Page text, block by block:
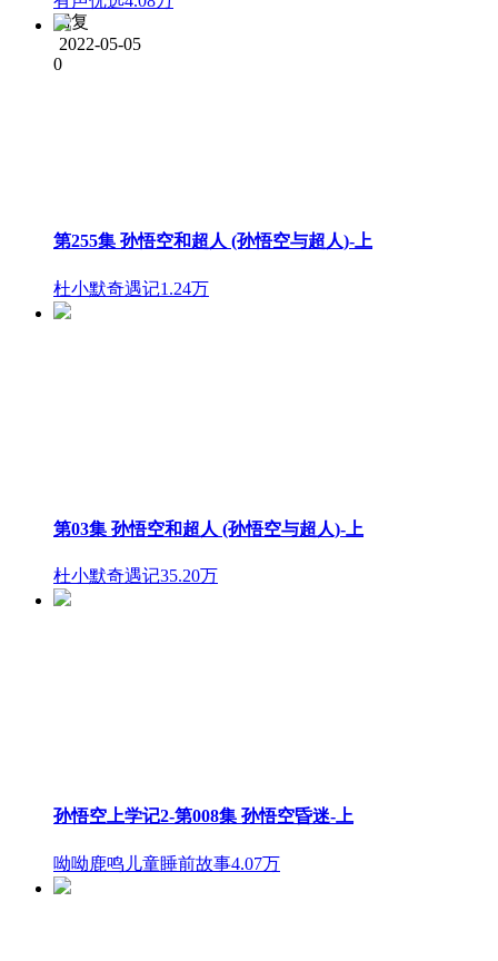
回复
2022-05-05
0
第255集 孙悟空和超人 (孙悟空与超人)-上
杜小默奇遇记1.24万
第03集 孙悟空和超人 (孙悟空与超人)-上
杜小默奇遇记35.20万
孙悟空上学记2-第008集 孙悟空昏迷-上
呦呦鹿鸣儿童睡前故事4.07万